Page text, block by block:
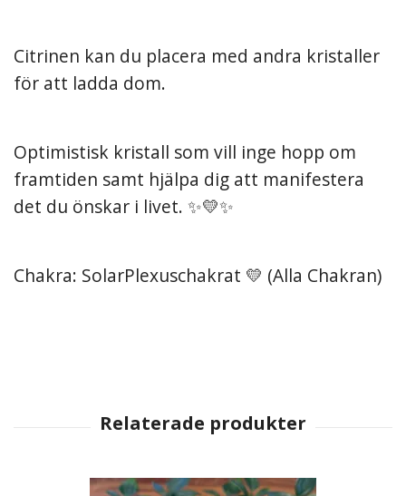
Citrinen kan du placera med andra kristaller
för att ladda dom.
Optimistisk kristall som vill inge hopp om
framtiden samt hjälpa dig att manifestera
det du önskar i livet. ✨💛✨
Chakra: SolarPlexuschakrat 💛 (Alla Chakran)